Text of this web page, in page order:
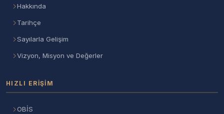
Hakkında
Tarihçe
Sayılarla Gelişim
Vizyon, Misyon ve Değerler
HIZLI ERIŞIM
OBİS